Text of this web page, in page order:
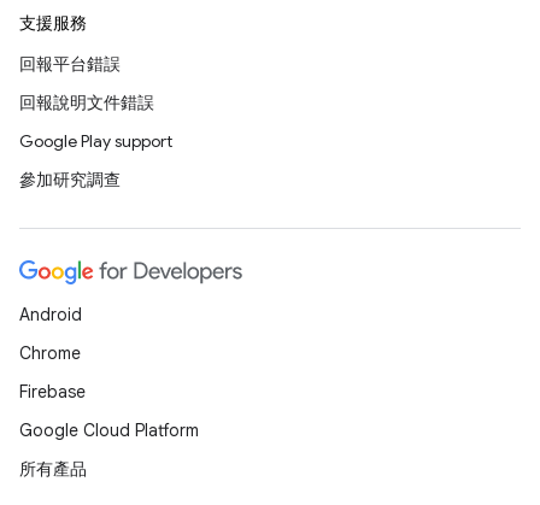
支援服務
回報平台錯誤
回報說明文件錯誤
Google Play support
參加研究調查
Android
Chrome
Firebase
Google Cloud Platform
所有產品